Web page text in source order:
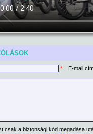
* E-mail
csak a biztonsági kód megadása